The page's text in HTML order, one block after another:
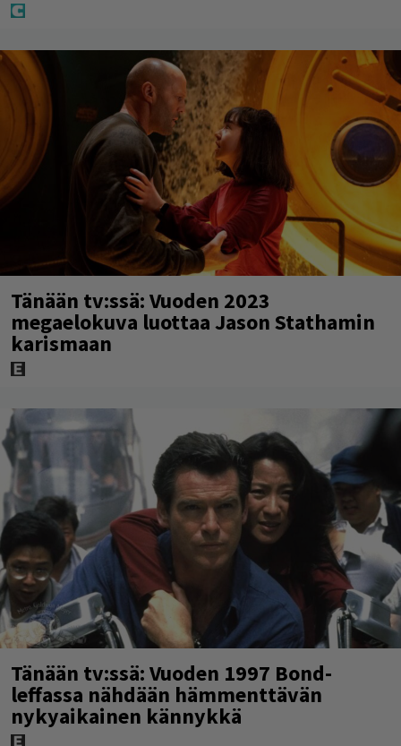
Tänään tv:ssä: Vuoden 2023
megaelokuva luottaa Jason Stathamin
karismaan
Tänään tv:ssä: Vuoden 1997 Bond-
leffassa nähdään hämmenttävän
nykyaikainen kännykkä